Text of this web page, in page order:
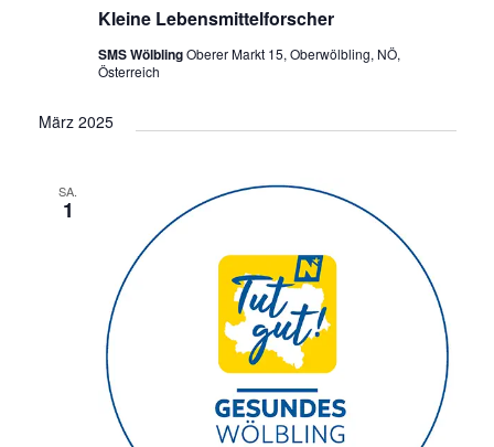
Kleine Lebensmittelforscher
SMS WölblingOberer Markt 15, Oberwölbling, NÖ,
Österreich
März 2025
SA.
1